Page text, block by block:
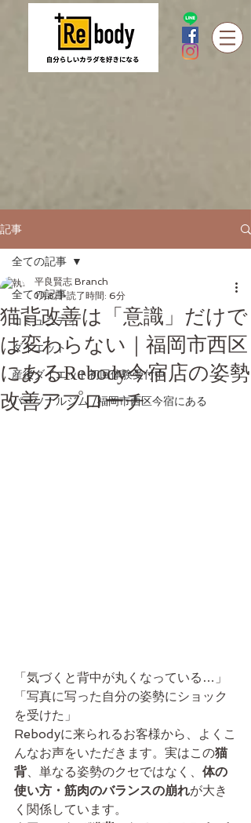
記事
全ての記事
コミュニティ
ダイエット
産後ダイエット初回体験受付中
パーソナルジム /福岡市西区今宿にある
全ての記事
猫背改善は「意識」だけで
は変わらない｜福岡市西区
にあるRebody今宿店の姿勢
改善アプローチ
平良賢志 Branch
1月8日 読了時間: 6分
「気づくと背中が丸くなっている…」
「写真に写った自分の姿勢にショック
を受けた」
Rebodyに来られるお客様から、よくこ
んなお声をいただきます。実はこの猫
背、単なる姿勢のクセではなく、 体の
使い方・筋肉のバランスの崩れが大き
く関係しています。